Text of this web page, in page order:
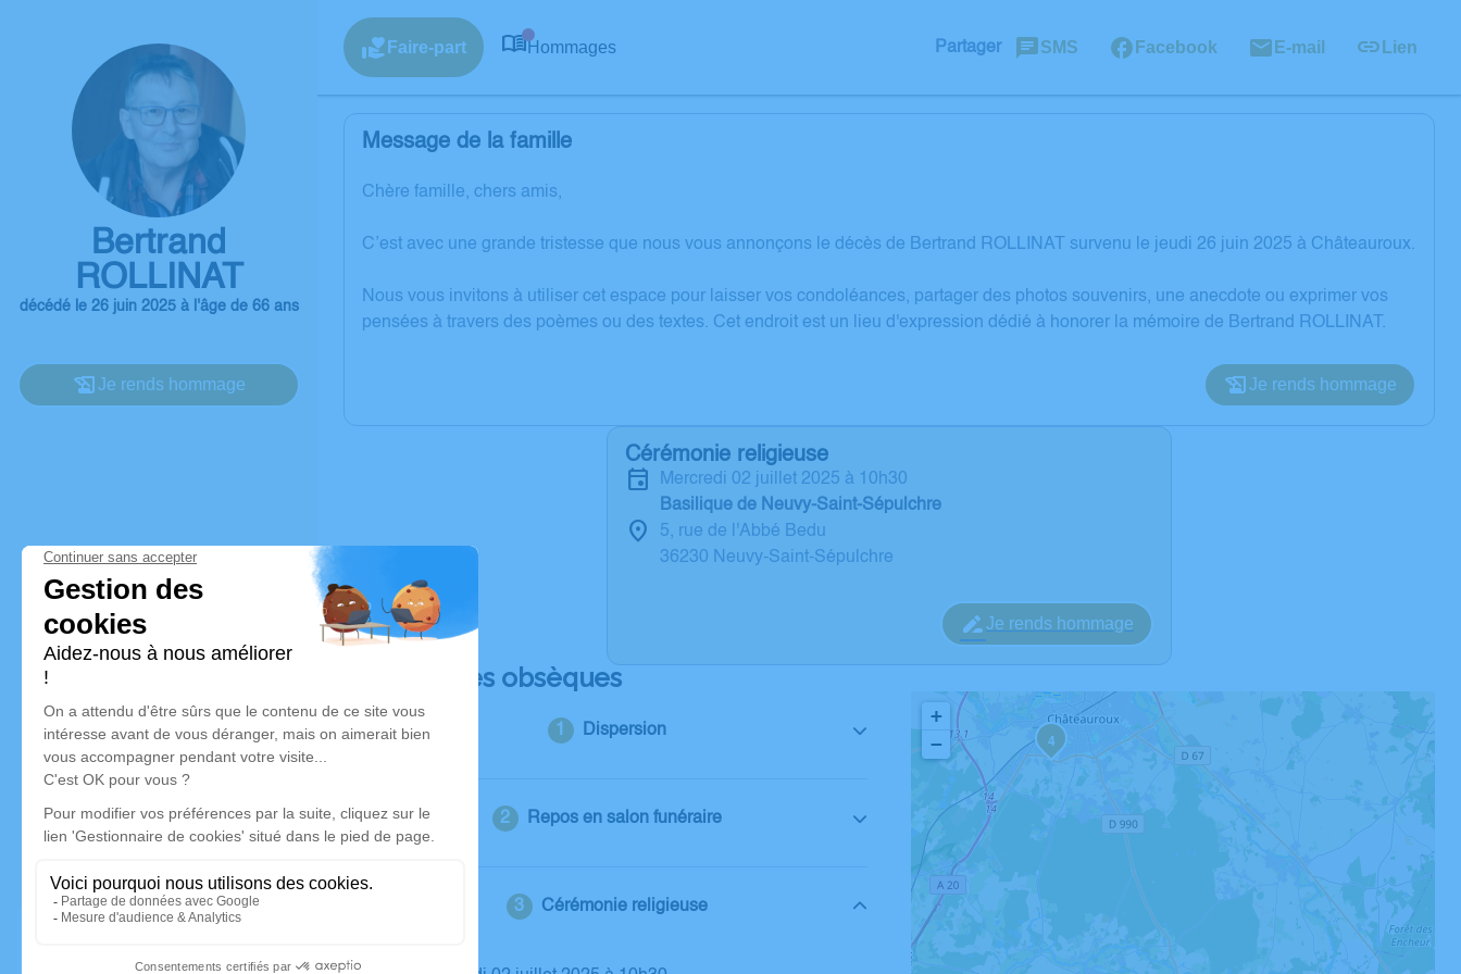
Bertrand
ROLLINAT
décédé le 26 juin 2025 à l'âge de 66 ans
Je rends hommage
Faire-part Hommages Partager SMS Facebook E-mail Lien
Message de la famille
Chère famille, chers amis,
C’est avec une grande tristesse que nous vous annonçons le décès de Bertrand ROLLINAT survenu le jeudi 26 juin 2025 à Châteauroux.
Nous vous invitons à utiliser cet espace pour laisser vos condoléances, partager des photos souvenirs, une anecdote ou exprimer vos
pensées à travers des poèmes ou des textes. Cet endroit est un lieu d'expression dédié à honorer la mémoire de Bertrand ROLLINAT.
Je rends hommage
Cérémonie religieuse
mercredi 02 juillet 2025 à 10h30
Basilique de Neuvy-Saint-Sépulchre
5, rue de l'Abbé Bedu
36230 Neuvy-Saint-Sépulchre
Je rends hommage
Déroulé des obsèques
Dispersion
Repos en salon funéraire
Cérémonie religieuse
4
+
−